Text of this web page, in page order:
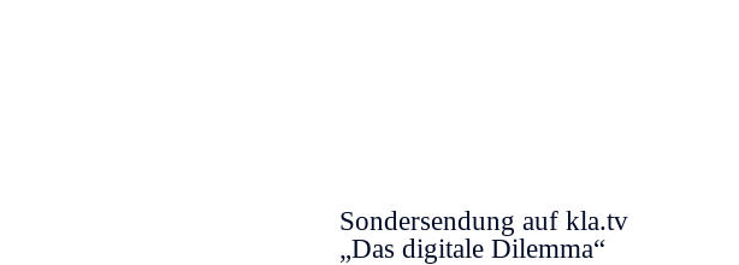
Sondersendung auf kla.tv
„Das digitale Dilemma“